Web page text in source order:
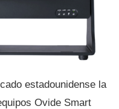
estadounidense la
Ovide Smart